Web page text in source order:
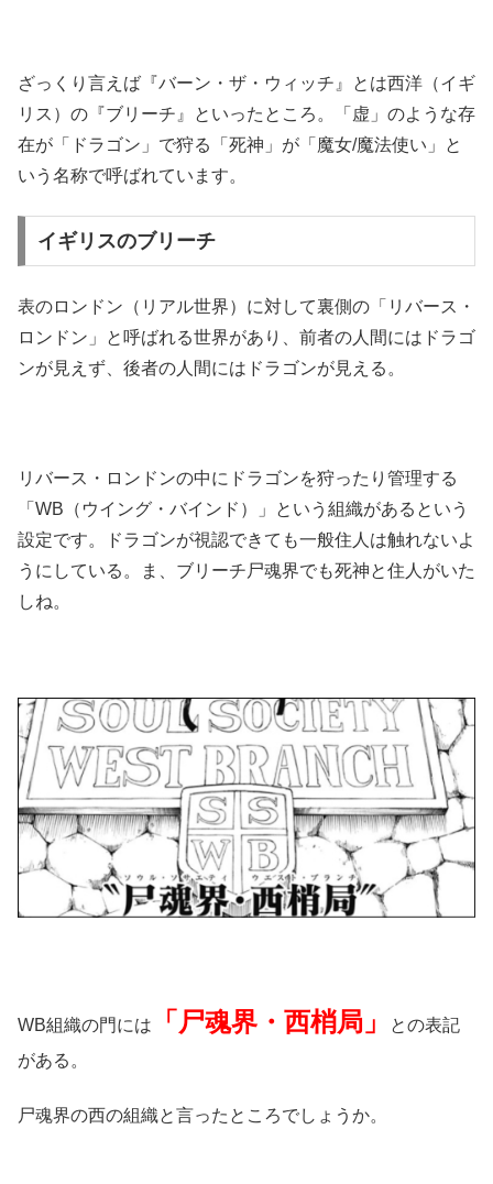
ざっくり言えば『バーン・ザ・ウィッチ』とは西洋（イギ
リス）の『ブリーチ』といったところ。「虚」のような存
在が「ドラゴン」で狩る「死神」が「魔女/魔法使い」と
いう名称で呼ばれています。
イギリスのブリーチ
表のロンドン（リアル世界）に対して裏側の「リバース・
ロンドン」と呼ばれる世界があり、前者の人間にはドラゴ
ンが見えず、後者の人間にはドラゴンが見える。
リバース・ロンドンの中にドラゴンを狩ったり管理する
「WB（ウイング・バインド）」という組織があるという
設定です。ドラゴンが視認できても一般住人は触れないよ
うにしている。ま、ブリーチ尸魂界でも死神と住人がいた
しね。
WB組織の門には 「尸魂界・西梢局」
との表記
がある。
尸魂界の西の組織と言ったところでしょうか。